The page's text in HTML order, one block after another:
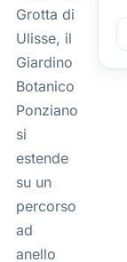
Grotta di
Ulisse, il
Giardino
Botanico
Ponziano
si
estende
su un
percorso
ad
anello